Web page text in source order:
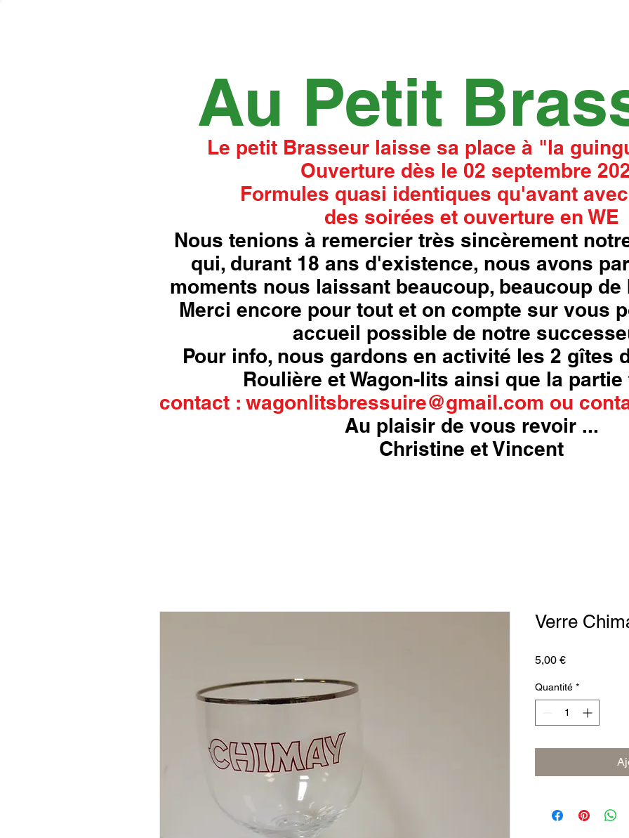
Au Petit
Le petit Brasseur laisse sa place à "la
Ouverture dès le 02 septembre
Formules quasi identiques qu'avant
des soirées et ouverture en WE
Nous tenions à remercier très sincèrement
qui, durant 18 ans d'existence, nous avons
moments nous laissant beaucoup, beaucoup
Merci encore pour tout et on compte sur vous
accueil possible de notre
Pour info, nous gardons en activité les 2 gîtes
Roulière et Wagon-lits ainsi que la partie
contact : wagonlitsbressuire@gmail.com ou
Au plaisir de vous revoir ...
Christine et Vincent
Verre
5,00 €Prix
Quantité *